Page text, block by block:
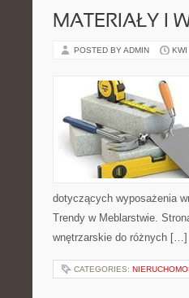
MATERIAŁY I
POSTED BY ADMIN
dotyczących wyposażenia
Trendy w Meblarstwie.
wnętrzarskie do różnych […]
CATEGORIES: